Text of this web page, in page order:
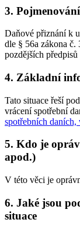
3.
Daňové přiznání k
dle § 56a zákona č.
pozdějších
4. Základní
Tato situace řeší
vrácení spotřební
spotřebních daních,
5. Kdo je
apod.)
V této věci je
6. Jaké jsou
situace